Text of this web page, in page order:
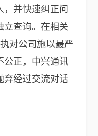
，并快速纠正问
立查询。在相关
对公司施以最严
公正，中兴通讯
弃经过交流对话